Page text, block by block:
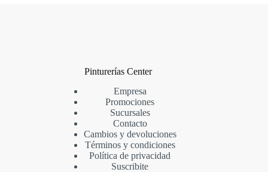
Pinturerías Center
Empresa
Promociones
Sucursales
Contacto
Cambios y devoluciones
Términos y condiciones
Política de privacidad
Suscribite